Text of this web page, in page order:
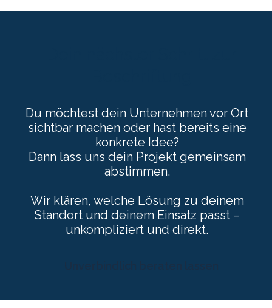
Du möchtest dein Unternehmen vor Ort
sichtbar machen oder hast bereits eine
konkrete Idee?
Dann lass uns dein Projekt gemeinsam
abstimmen.
Wir klären, welche Lösung zu deinem
Standort und deinem Einsatz passt –
unkompliziert und direkt.